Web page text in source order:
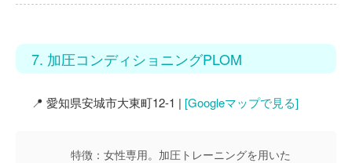
7. 加圧コンディショニングPLOM
📍 愛知県安城市大東町12-1 | [Googleマップで見る]
特徴： 女性専用。加圧トレーニングを用いた